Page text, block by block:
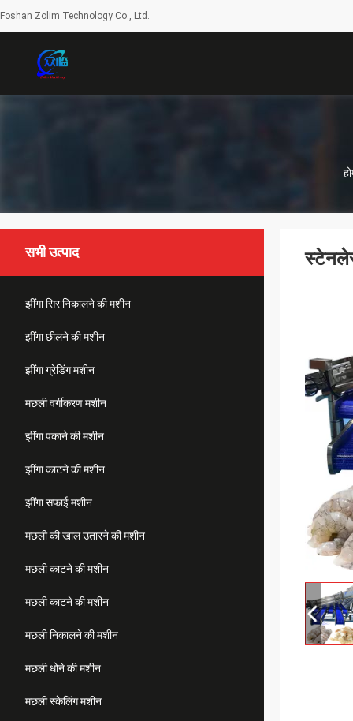
Foshan Zolim Technology Co., Ltd.
सभी उत्पाद
झींगा सिर निकालने की मशीन
झींगा छीलने की मशीन
झींगा ग्रेडिंग मशीन
मछली वर्गीकरण मशीन
झींगा पकाने की मशीन
झींगा काटने की मशीन
झींगा सफाई मशीन
मछली की खाल उतारने की मशीन
मछली काटने की मशीन
मछली काटने की मशीन
मछली निकालने की मशीन
मछली धोने की मशीन
मछली स्केलिंग मशीन